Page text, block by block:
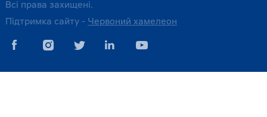
Всі права захищені.
Підтримка сайту - Червоний хамелеон